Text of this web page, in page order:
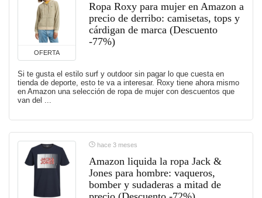
OFERTA
Ropa Roxy para mujer en Amazon a
precio de derribo: camisetas, tops y
cárdigan de marca (Descuento
-77%)
Si te gusta el estilo surf y outdoor sin pagar lo que cuesta en
tienda de deporte, esto te va a interesar. Roxy tiene ahora mismo
en Amazon una selección de ropa de mujer con descuentos que
van del ...
hace 3 meses
Amazon liquida la ropa Jack &
Jones para hombre: vaqueros,
bomber y sudaderas a mitad de